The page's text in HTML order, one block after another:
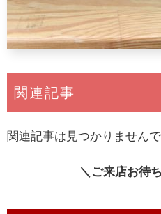
関連記事
関連記事は見つかりませんで
＼ご来店お待